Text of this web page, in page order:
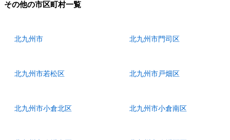
その他の市区町村一覧
北九州市 北九州市門司区
北九州市若松区 北九州市戸畑区
北九州市小倉北区 北九州市小倉南区